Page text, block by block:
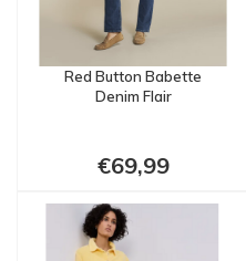
Red Button Babette
Denim Flair
€69,99